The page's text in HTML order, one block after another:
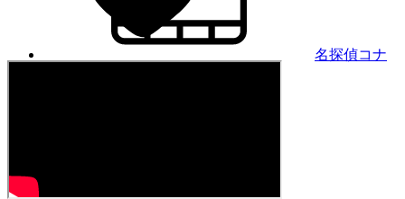
名探偵コナ